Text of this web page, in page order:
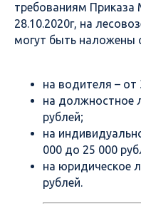
требованиям
28.10.2020г, на
могут быть
на водителя – от
на должностное
рублей;
на
000 до 25 000
на юридическое
рублей.